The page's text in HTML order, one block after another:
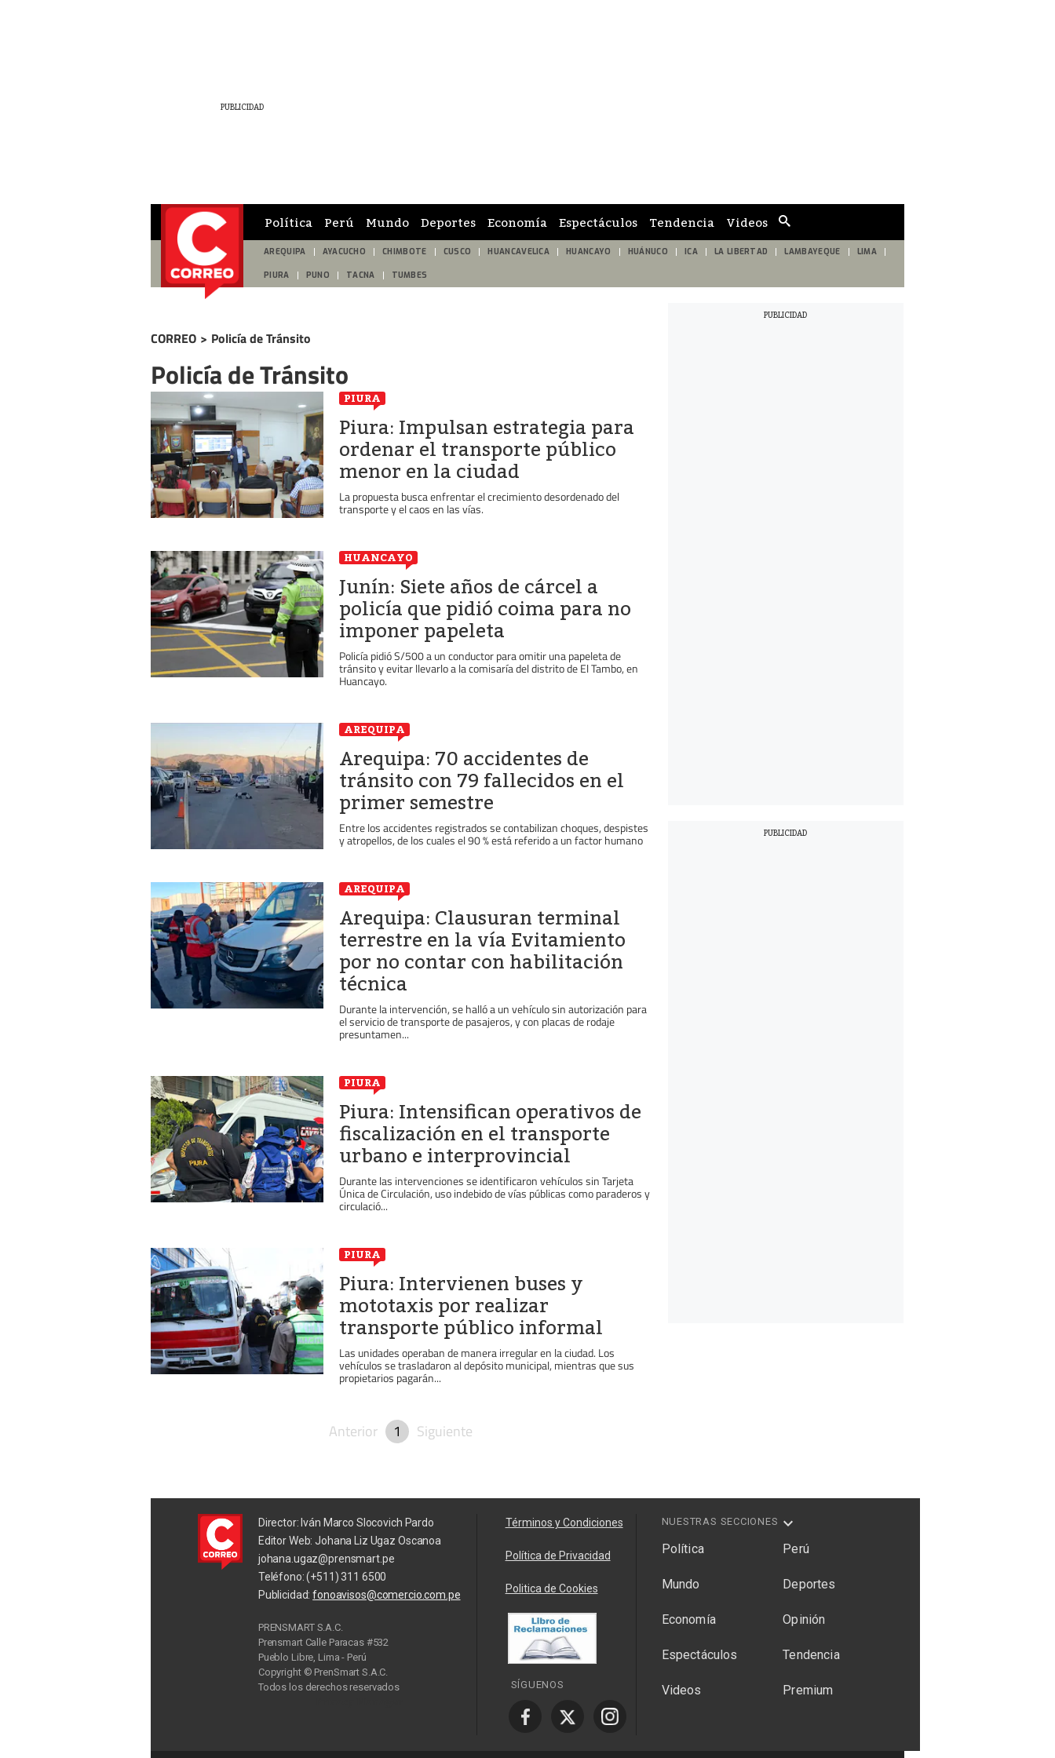
de
búsqueda
Política Perú Mundo Deportes Economía Espectáculos Tendencia Videos
AREQUIPA AYACUCHO CHIMBOTE CUSCO HUANCAVELICA HUANCAYO HUÁNUCO ICA LA LIBERTAD LAMBAYEQUE LIMA
PIURA PUNO TACNA TUMBES
CORREO > Policía de Tránsito
Policía de Tránsito
PIURA
Piura: Impulsan estrategia para
ordenar el transporte público
menor en la ciudad
La propuesta busca enfrentar el crecimiento desordenado del
transporte y el caos en las vías.
HUANCAYO
Junín: Siete años de cárcel a
policía que pidió coima para no
imponer papeleta
Policía pidió S/500 a un conductor para omitir una papeleta de
tránsito y evitar llevarlo a la comisaría del distrito de El Tambo, en
Huancayo.
AREQUIPA
Arequipa: 70 accidentes de
tránsito con 79 fallecidos en el
primer semestre
Entre los accidentes registrados se contabilizan choques, despistes
y atropellos, de los cuales el 90 % está referido a un factor humano
AREQUIPA
Arequipa: Clausuran terminal
terrestre en la vía Evitamiento
por no contar con habilitación
técnica
Durante la intervención, se halló a un vehículo sin autorización para
el servicio de transporte de pasajeros, y con placas de rodaje
presuntamen...
PIURA
Piura: Intensifican operativos de
fiscalización en el transporte
urbano e interprovincial
Durante las intervenciones se identificaron vehículos sin Tarjeta
Única de Circulación, uso indebido de vías públicas como paraderos y
circulació...
PIURA
Piura: Intervienen buses y
mototaxis por realizar
transporte público informal
Las unidades operaban de manera irregular en la ciudad. Los
vehículos se trasladaron al depósito municipal, mientras que sus
propietarios pagarán...
Anterior 1 Siguiente
Director: Iván Marco Slocovich Pardo
Editor Web: Johana Liz Ugaz Oscanoa
johana.ugaz@prensmart.pe
Teléfono: (+511) 311 6500
Publicidad:fonoavisos@comercio.com.pe
PRENSMART S.A.C.
Prensmart Calle Paracas #532
Pueblo Libre, Lima - Perú
Copyright © PrenSmart S.A.C.
Todos los derechos reservados
Términos y Condiciones
Política de Privacidad
Politica de Cookies
SÍGUENOS
NUESTRAS SECCIONES
Política Perú
Mundo Deportes
Economía Opinión
Espectáculos Tendencia
Videos Premium